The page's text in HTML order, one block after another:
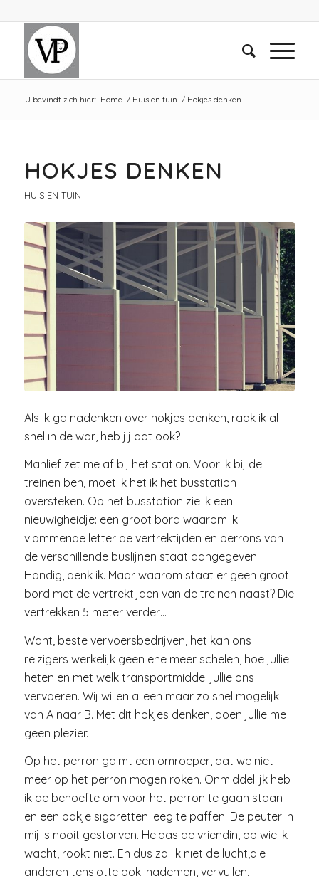
U bevindt zich hier: Home / Huis en tuin / Hokjes denken
HOKJES DENKEN
HUIS EN TUIN
Als ik ga nadenken over hokjes denken, raak ik al
snel in de war, heb jij dat ook?
Manlief zet me af bij het station. Voor ik bij de
treinen ben, moet ik het ik het busstation
oversteken. Op het busstation zie ik een
nieuwigheidje: een groot bord waarom ik
vlammende letter de vertrektijden en perrons van
de verschillende buslijnen staat aangegeven.
Handig, denk ik. Maar waarom staat er geen groot
bord met de vertrektijden van de treinen naast? Die
vertrekken 5 meter verder…
Want, beste vervoersbedrijven, het kan ons
reizigers werkelijk geen ene meer schelen, hoe jullie
heten en met welk transportmiddel jullie ons
vervoeren. Wij willen alleen maar zo snel mogelijk
van A naar B. Met dit hokjes denken, doen jullie me
geen plezier.
Op het perron galmt een omroeper, dat we niet
meer op het perron mogen roken. Onmiddellijk heb
ik de behoefte om voor het perron te gaan staan
en een pakje sigaretten leeg te paffen. De peuter in
mij is nooit gestorven. Helaas de vriendin, op wie ik
wacht, rookt niet. En dus zal ik niet de lucht,die
anderen tenslotte ook inademen, vervuilen.